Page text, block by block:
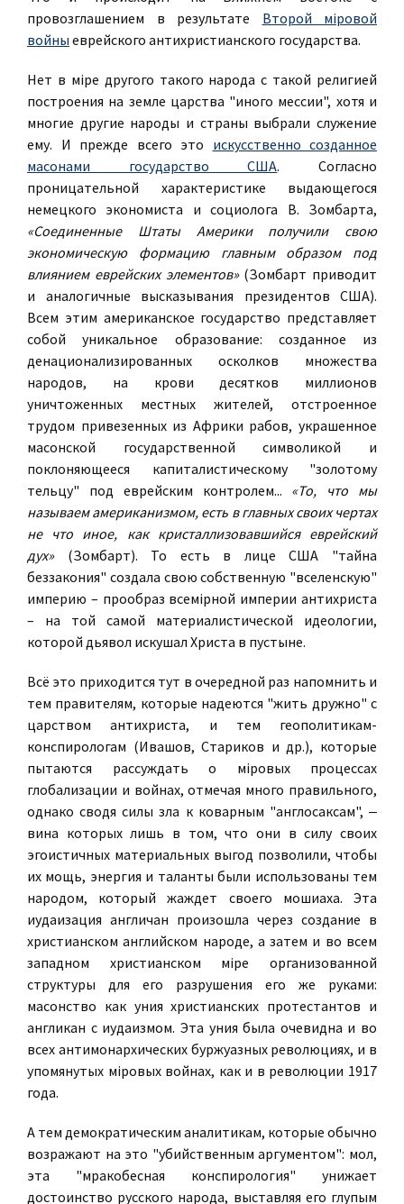
провозглашением в результате Второй мiровой
войны еврейского антихристианского государства.
Нет в мiре другого такого народа с такой религией
построения на земле царства "иного мессии", хотя и
многие другие народы и страны выбрали служение
ему. И прежде всего это искусственно созданное
масонами государство США. Согласно
проницательной характеристике выдающегося
немецкого экономиста и социолога В. Зомбарта,
«Соединенные Штаты Америки получили свою
экономическую формацию главным образом под
влиянием еврейских элементов»(Зомбарт приводит
и аналогичные высказывания президентов США).
Всем этим американское государство представляет
собой уникальное образование: созданное из
денационализированных осколков множества
народов, на крови десятков миллионов
уничтоженных местных жителей, отстроенное
трудом привезенных из Африки рабов, украшенное
масонской государственной символикой и
поклоняющееся капиталистическому "золотому
тельцу" под еврейским контролем... «То, что мы
называем американизмом, есть в главных своих чертах
не что иное, как кристаллизовавшийся еврейский
дух» (Зомбарт). То есть в лице США "тайна
беззакония" создала свою собственную "вселенскую"
империю – прообраз всемiрной империи антихриста
– на той самой материалистической идеологии,
которой дьявол искушал Христа в пустыне.
Всё это приходится тут в очередной раз напомнить и
тем правителям, которые надеются "жить дружно" с
царством антихриста, и тем геополитикам-
конспирологам (Ивашов, Стариков и др.), которые
пытаются рассуждать о мiровых процессах
глобализации и войнах, отмечая много правильного,
однако сводя силы зла к коварным "англосаксам", ‒
вина которых лишь в том, что они в силу своих
эгоистичных материальных выгод позволили, чтобы
их мощь, энергия и таланты были использованы тем
народом, который жаждет своего мошиаха. Эта
иудаизация англичан произошла через создание в
христианском английском народе, а затем и во всем
западном христианском мiре организованной
структуры для его разрушения его же руками:
масонство как уния христианских протестантов и
англикан с иудаизмом. Эта уния была очевидна и во
всех антимонархических буржуазных революциях, и в
упомянутых мiровых войнах, как и в революции 1917
года.
А тем демократическим аналитикам, которые обычно
возражают на это "убийственным аргументом": мол,
эта "мракобесная конспирология" унижает
достоинство русского народа, выставляя его глупым